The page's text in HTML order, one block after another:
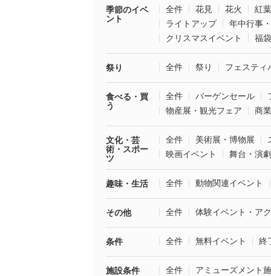
季節のイベ
ント
全件 花見 花火
紅葉
ライトアップ
年中行事
クリスマスイベント
福
祭り 全件 祭り フェスティ
食べる・買
う
全件 バーゲンセール
物産展・観光フェア
商
文化・芸
術・スポー
ツ
全件 美術展・博物展
映画イベント
舞台・演劇
趣味・生活 全件 動物関連イベント
その他 全件 体験イベント・ア
条件 全件 無料イベント 終
施設条件 全件 アミューズメント